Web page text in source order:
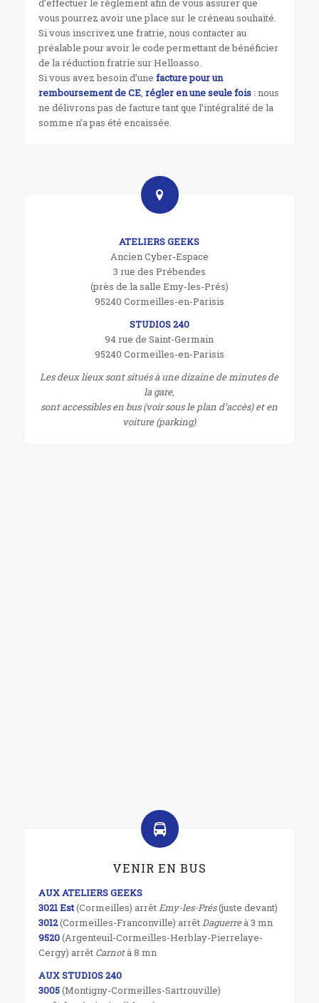
d’effectuer le règlement afin de vous assurer que
vous pourrez avoir une place sur le créneau souhaité.
Si vous inscrivez une fratrie, nous contacter au
préalable pour avoir le code permettant de bénéficier
de la réduction fratrie sur Helloasso.
Si vous avez besoin d’une facture pour un
remboursement de CE, régler en une seule fois: nous
ne délivrons pas de facture tant que l’intégralité de la
somme n’a pas été encaissée.
ATELIERS GEEKS
Ancien Cyber-Espace
3 rue des Prébendes
(près de la salle Emy-les-Prés)
95240 Cormeilles-en-Parisis
STUDIOS 240
94 rue de Saint-Germain
95240 Cormeilles-en-Parisis
Les deux lieux sont situés à une dizaine de minutes de
la gare,
sont accessibles en bus (voir sous le plan d’accès) et en
voiture (parking)
VENIR EN BUS
AUX ATELIERS GEEKS
3021 Est(Cormeilles) arrêtEmy-les-Prés(juste devant)
3012(Cormeilles-Franconville) arrêtDaguerreà 3 mn
9520(Argenteuil-Cormeilles-Herblay-Pierrelaye-
Cergy) arrêt Carnotà 8 mn
AUX STUDIOS 240
3005(Montigny-Cormeilles-Sartrouville)